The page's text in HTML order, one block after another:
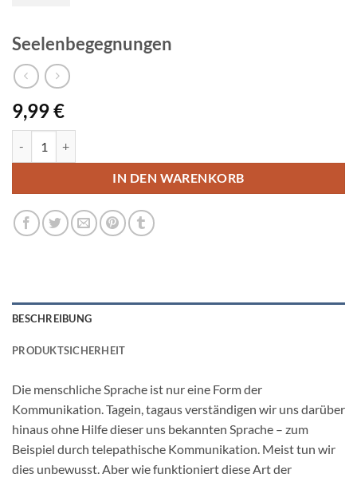
Seelenbegegnungen
9,99€
IN DEN WARENKORB
BESCHREIBUNG
PRODUKTSICHERHEIT
Die menschliche Sprache ist nur eine Form der
Kommunikation. Tagein, tagaus verständigen wir uns darüber
hinaus ohne Hilfe dieser uns bekannten Sprache – zum
Beispiel durch telepathische Kommunikation. Meist tun wir
dies unbewusst. Aber wie funktioniert diese Art der